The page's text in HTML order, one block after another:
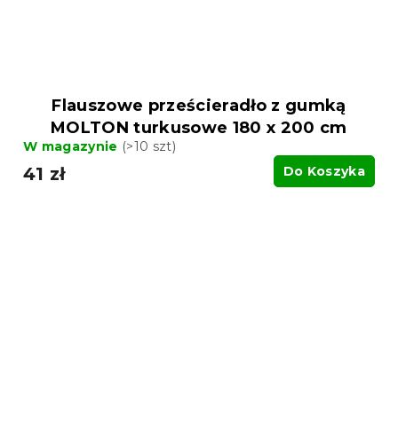
Flauszowe prześcieradło z gumką
MOLTON turkusowe 180 x 200 cm
W magazynie (>10 szt)
41 zł Do Koszyka